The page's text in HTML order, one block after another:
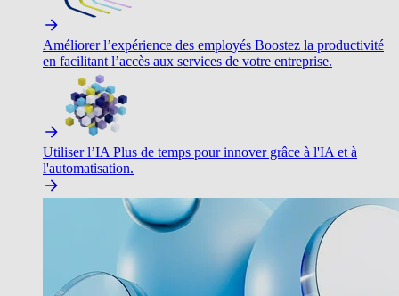
Améliorer l’expérience des employés Boostez la productivité
en facilitant l’accès aux services de votre entreprise.
Utiliser l’IA Plus de temps pour innover grâce à l'IA et à
l'automatisation.